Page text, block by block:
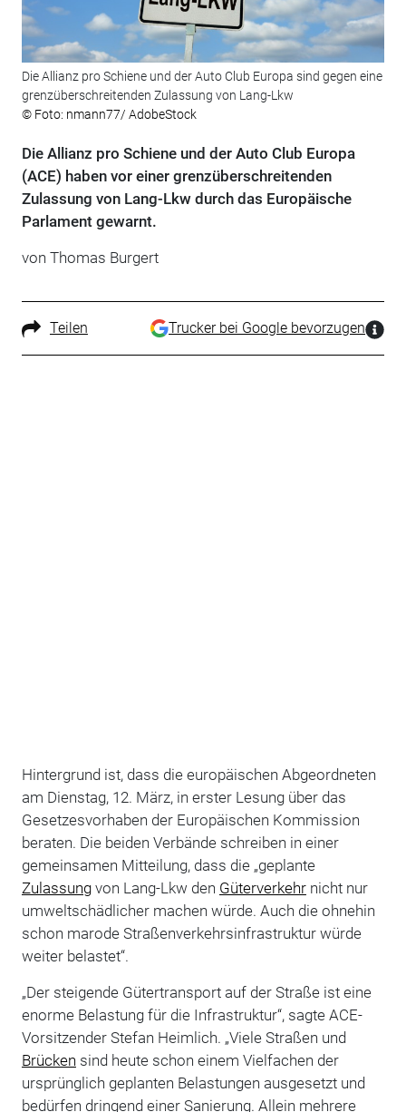
Die Allianz pro Schiene und der Auto Club Europa sind gegen eine
grenzüberschreitenden Zulassung von Lang-Lkw
© Foto: nmann77/ AdobeStock
Die Allianz pro Schiene und der Auto Club Europa
(ACE) haben vor einer grenzüberschreitenden
Zulassung von Lang-Lkw durch das Europäische
Parlament gewarnt.
von Thomas Burgert
Teilen Trucker bei Google bevorzugen
Hintergrund ist, dass die europäischen Abgeordneten
am Dienstag, 12. März, in erster Lesung über das
Gesetzesvorhaben der Europäischen Kommission
beraten. Die beiden Verbände schreiben in einer
gemeinsamen Mitteilung, dass die „geplante
Zulassungvon Lang-Lkw den Güterverkehrnicht nur
umweltschädlicher machen würde. Auch die ohnehin
schon marode Straßenverkehrsinfrastruktur würde
weiter belastet“.
„Der steigende Gütertransport auf der Straße ist eine
enorme Belastung für die Infrastruktur“, sagte ACE-
Vorsitzender Stefan Heimlich. „Viele Straßen und
Brücken sind heute schon einem Vielfachen der
ursprünglich geplanten Belastungen ausgesetzt und
bedürfen dringend einer Sanierung. Allein mehrere